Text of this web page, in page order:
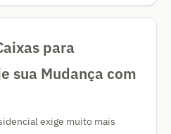
para
sua Mudança com
exige muito mais